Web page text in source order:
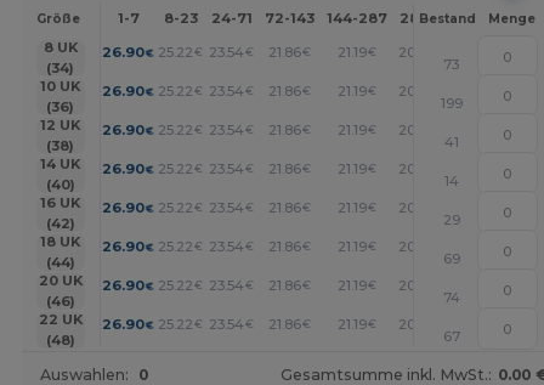
Größe 1-7 8-23 24-71 72-143 144-287 288 + Mehr
Bestand Menge
8 UK
(34)
26.90€ 25.22 € 23.54 € 21.86€ 21.19€ 20.18
73
10 UK
(36)
26.90€ 25.22 € 23.54 € 21.86€ 21.19€ 20.18
199
12 UK
(38)
26.90€ 25.22 € 23.54 € 21.86€ 21.19€ 20.18
41
14 UK
(40)
26.90€ 25.22 € 23.54 € 21.86€ 21.19€ 20.18
14
16 UK
(42)
26.90€ 25.22 € 23.54 € 21.86€ 21.19€ 20.18
29
18 UK
(44)
26.90€ 25.22 € 23.54 € 21.86€ 21.19€ 20.18
69
20 UK
(46)
26.90€ 25.22 € 23.54 € 21.86€ 21.19€ 20.18
74
22 UK
(48)
26.90€ 25.22 € 23.54 € 21.86€ 21.19€ 20.18
67
Auswahlen: 0 Gesamtsumme inkl. MwSt.: 0.00